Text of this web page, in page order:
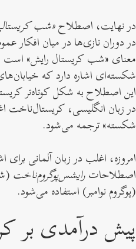
در نهایت، اصطلاح«شب
در دوران نازی‌ها در میان افکار
معنای «شب کریستال رایش» است
شکسته‌ای اشاره دارد که
در زبان انگلیسی،
شکسته» ترجمه می‌شود.
امروزه، اغلب در زبان آلمانی برای
اصطلاحاترایشس‌پوگروم‌ناخت
(پوگروم نوامبر) استفاده می‌شود.
پیش درآمدی بر